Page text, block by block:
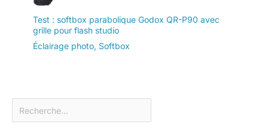
Test : softbox parabolique Godox QR-P90 avec
grille pour flash studio
Éclairage photo, Softbox